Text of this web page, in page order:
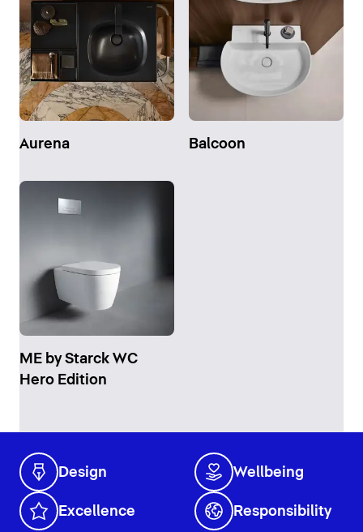
Aurena Balcoon
ME by Starck WC
Hero Edition
Design Wellbeing
Excellence Responsibility